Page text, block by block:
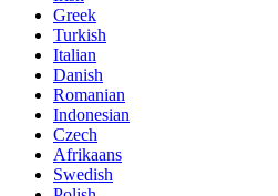
Greek
Turkish
Italian
Danish
Romanian
Indonesian
Czech
Afrikaans
Swedish